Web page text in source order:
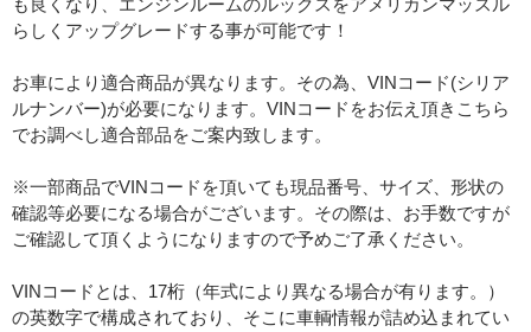
も良くなり、エンジンルームのルックスをアメリカンマッスル
らしくアップグレードする事が可能です！
お車により適合商品が異なります。その為、VINコード(シリア
ルナンバー)が必要になります。VINコードをお伝え頂きこちら
でお調べし適合部品をご案内致します。
※一部商品でVINコードを頂いても現品番号、サイズ、形状の
確認等必要になる場合がございます。その際は、お手数ですが
ご確認して頂くようになりますので予めご了承ください。
VINコードとは、17桁（年式により異なる場合が有ります。）
の英数字で構成されており、そこに車輌情報が詰め込まれてい